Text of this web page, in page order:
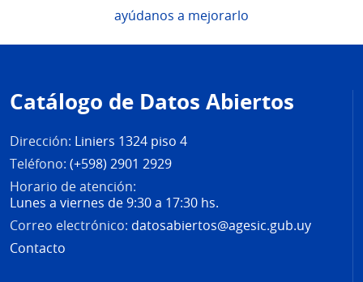
ayúdanos a mejorarlo
de
página
Catálogo de Datos Abiertos
Dirección: Liniers 1324 piso 4
Teléfono: (+598) 2901 2929
Horario de atención:
Lunes a viernes de 9:30 a 17:30 hs.
Correo electrónico: datosabiertos@agesic.gub.uy
Contacto